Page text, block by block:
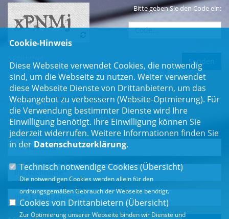
Bitte geben Sie den Code ein:
Newsletter
Erhalten Sie Neuigkeiten aus dem Landtag und der Region.
Cookie-Hinweis
Diese Webseite verwendet Cookies, die notwendig
sind, um die Webseite zu nutzen. Weiter verwendet
diese Webseite Dienste von Drittanbietern, um das
Webangebot zu verbessern (Website-Optmierung). Für
die Verwendung bestimmter Dienste wird Ihre
Einwilligung benötigt. Ihre Einwilligung können Sie
jederzeit widerrufen. Weitere Informationen finden Sie
in der Datenschutzerklärung.
Technisch notwendige Cookies (Übersicht)
Die notwendigen Cookies werden allein für den
ordnungsgemäßen Gebrauch der Webseite benötigt.
Cookies von Drittanbietern (Übersicht)
Zur Optimierung unserer Webseite binden wir Dienste und